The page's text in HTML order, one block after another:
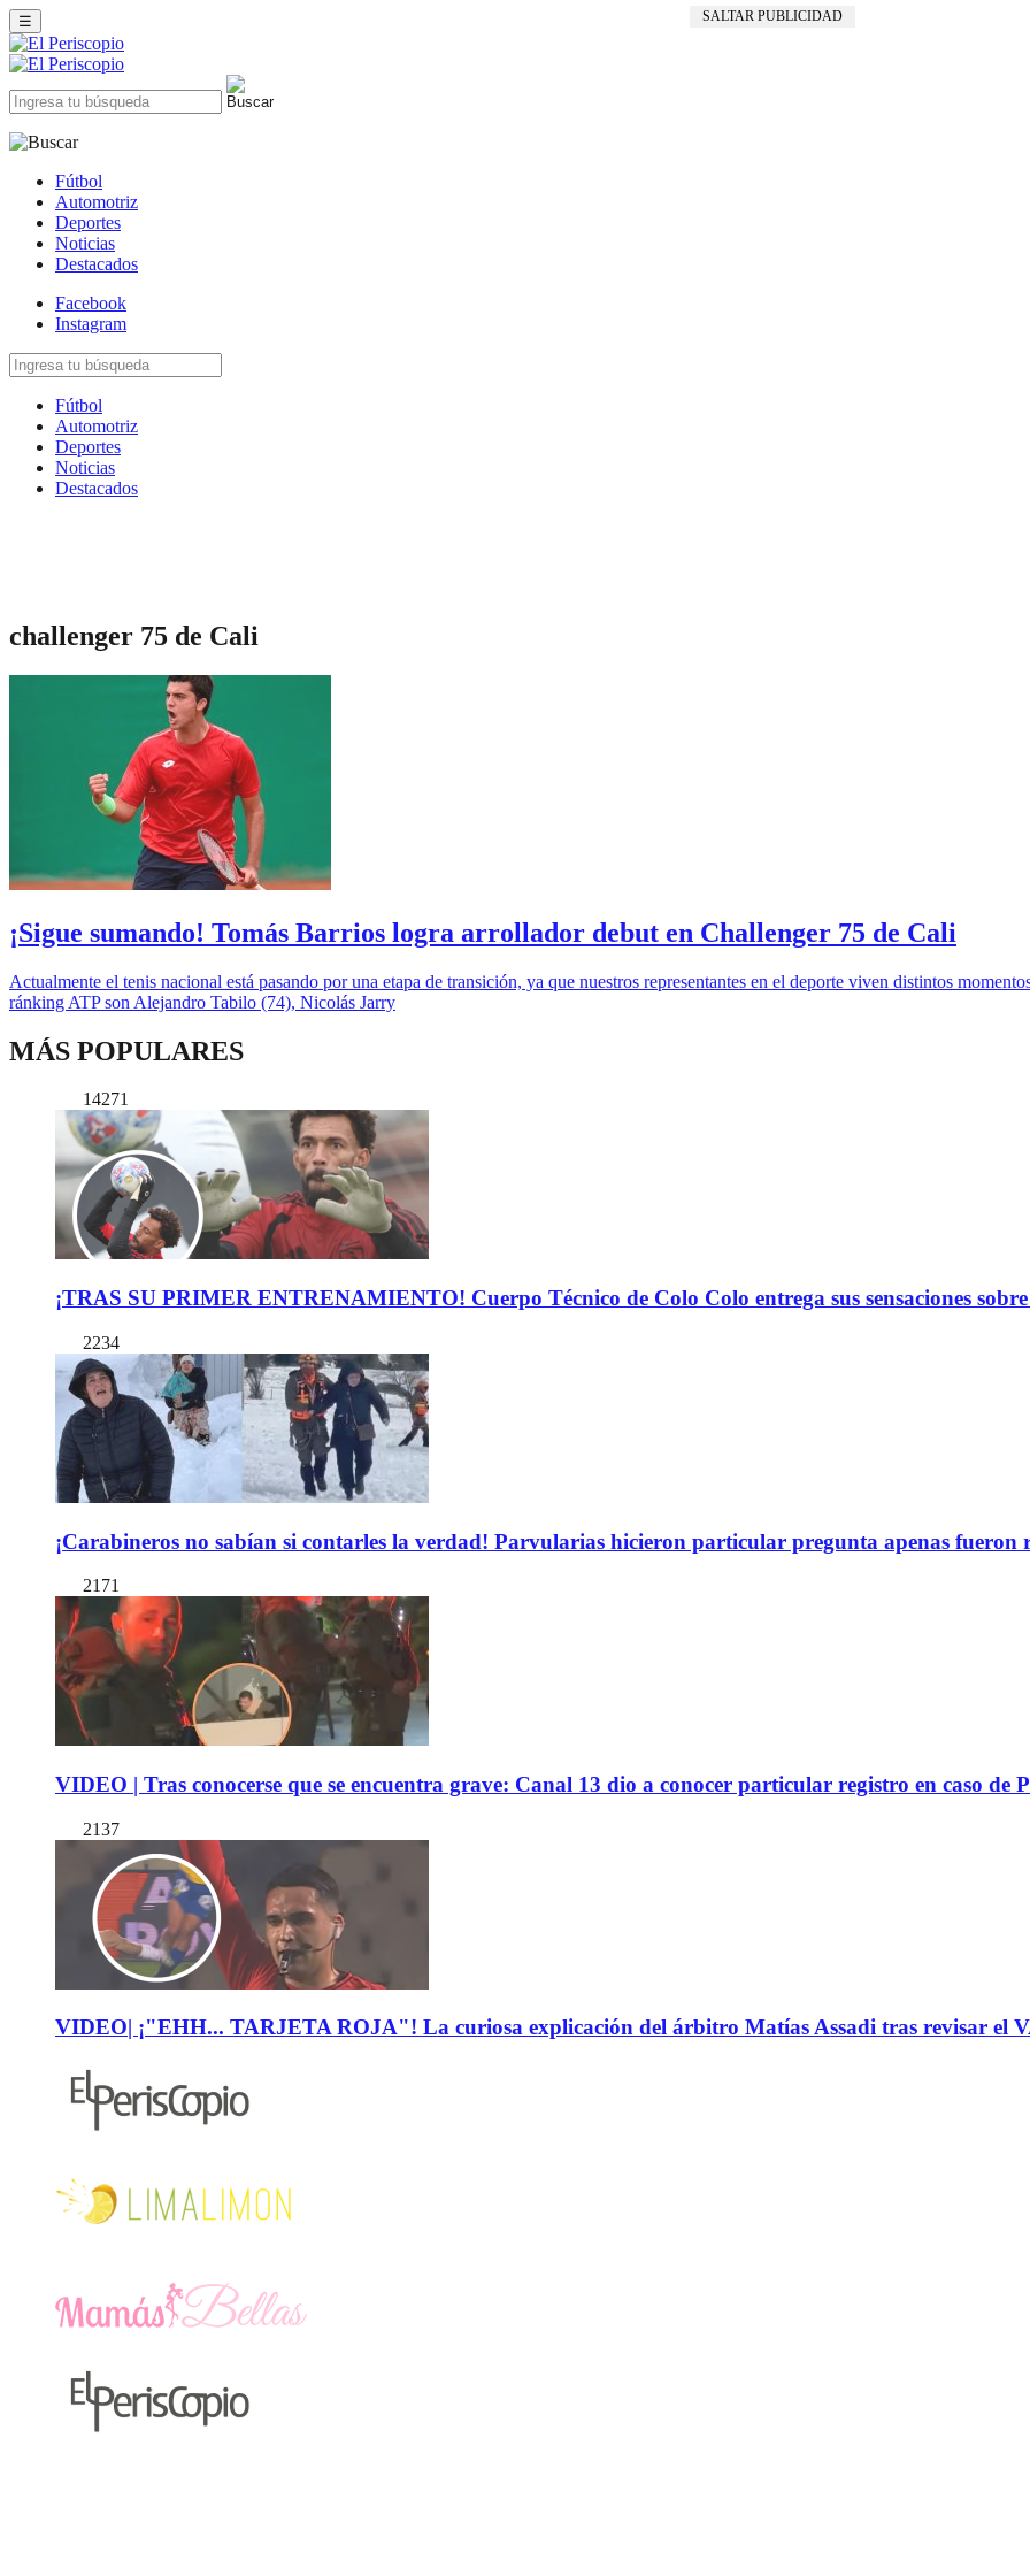
SALTAR PUBLICIDAD
☰
Fútbol
Automotriz
Deportes
Noticias
Destacados
Facebook
Instagram
Fútbol
Automotriz
Deportes
Noticias
Destacados
challenger 75 de Cali
¡Sigue sumando! Tomás Barrios logra arrollador debut en Challenger 75 de Cali
Actualmente el tenis nacional está pasando por una etapa de transición, ya que nuestros representantes en el deporte viven distintos
ránking ATP son Alejandro Tabilo (74), Nicolás Jarry
MÁS POPULARES
14271
¡TRAS SU PRIMER ENTRENAMIENTO! Cuerpo Técnico de Colo Colo entrega sus sensaciones
2234
¡Carabineros no sabían si contarles la verdad! Parvularias hicieron particular pregunta apenas fueron
2171
VIDEO | Tras conocerse que se encuentra grave: Canal 13 dio a conocer particular registro en caso de
2137
VIDEO| ¡"EHH... TARJETA ROJA"! La curiosa explicación del árbitro Matías Assadi tras revisar el